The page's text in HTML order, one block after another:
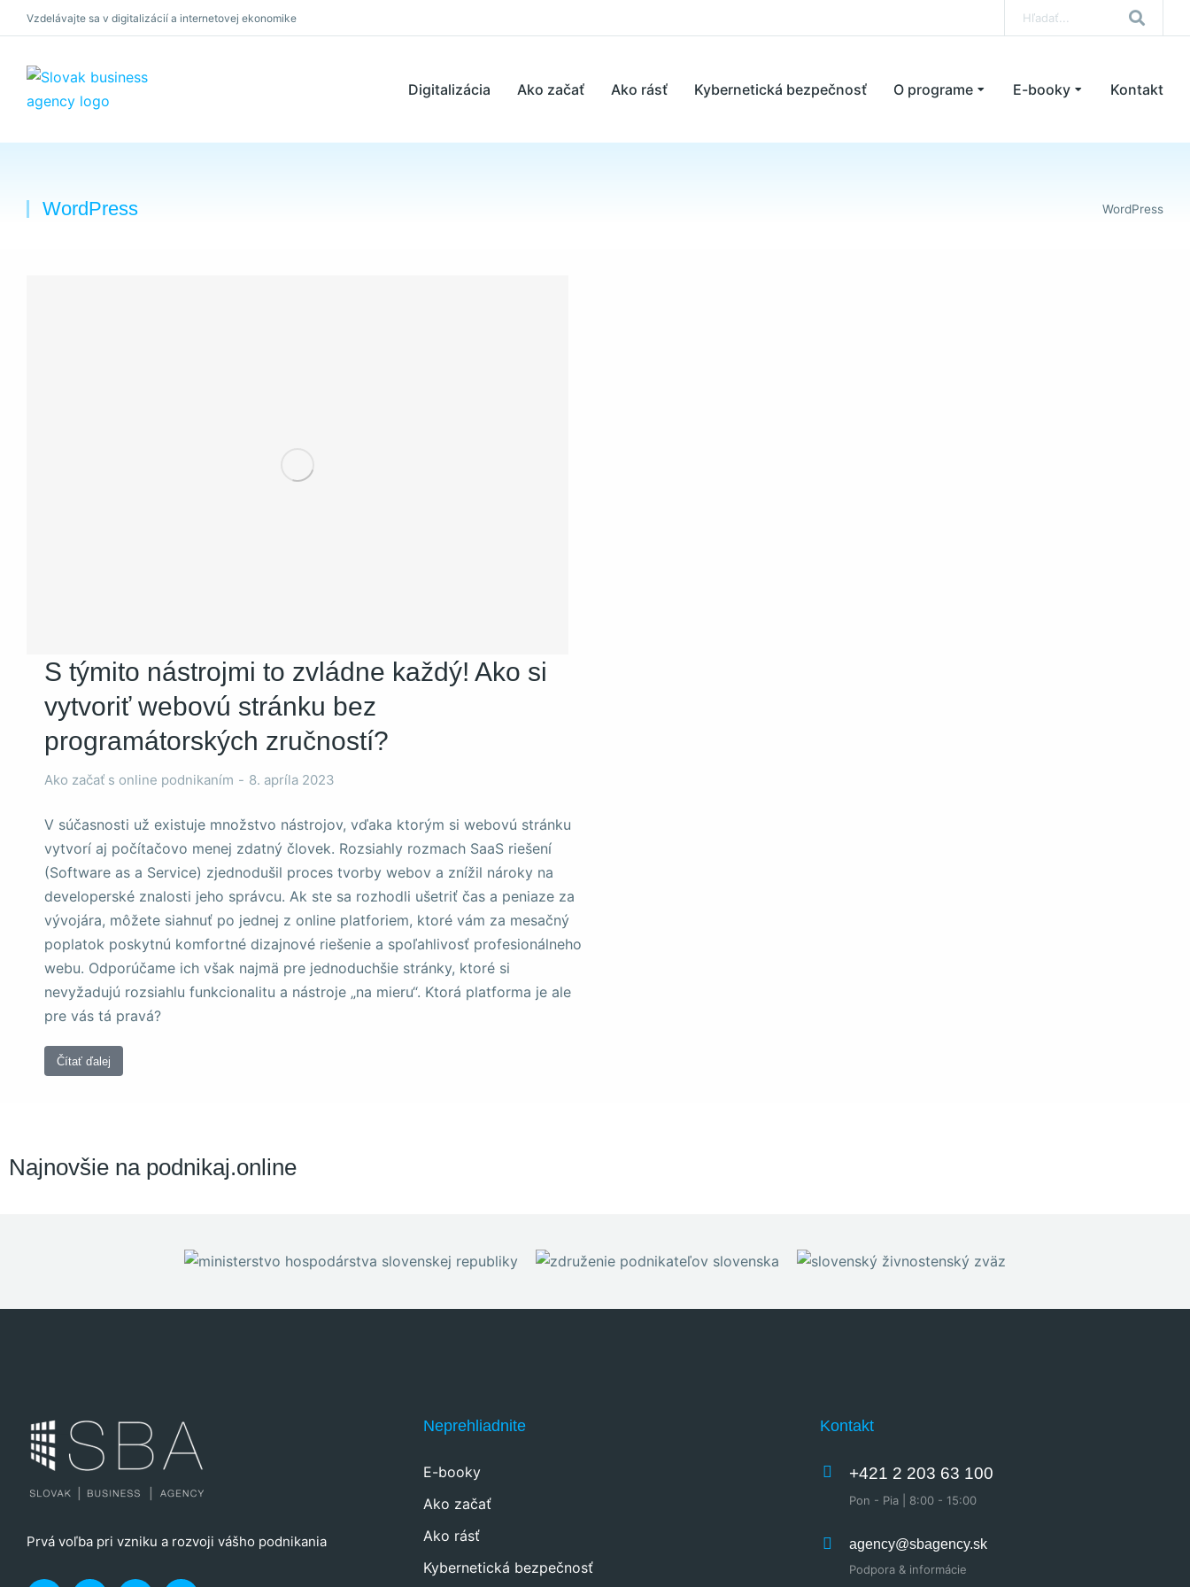
Vzdelávajte sa v digitalizácií a internetovej ekonomike
Digitalizácia Ako začať Ako rásť Kybernetická bezpečnosť O programe E-booky Kontakt
WordPress WordPress
S týmito nástrojmi to zvládne každý! Ako si
vytvoriť webovú stránku bez
programátorských zručností?
Ako začať s online podnikaním 8. apríla 2023
V súčasnosti už existuje množstvo nástrojov, vďaka ktorým si webovú stránku
vytvorí aj počítačovo menej zdatný človek. Rozsiahly rozmach SaaS riešení
(Software as a Service) zjednodušil proces tvorby webov a znížil nároky na
developerské znalosti jeho správcu. Ak ste sa rozhodli ušetriť čas a peniaze za
vývojára, môžete siahnuť po jednej z online platforiem, ktoré vám za mesačný
poplatok poskytnú komfortné dizajnové riešenie a spoľahlivosť profesionálneho
webu. Odporúčame ich však najmä pre jednoduchšie stránky, ktoré si
nevyžadujú rozsiahlu funkcionalitu a nástroje „na mieru“. Ktorá platforma je ale
pre vás tá pravá?
Čítať ďalej
Najnovšie na podnikaj.online
Prvá voľba pri vzniku a rozvoji vášho podnikania
Neprehliadnite
E-booky
Ako začať
Ako rásť
Kybernetická bezpečnosť
Kontakt
+421 2 203 63 100
Pon - Pia | 8:00 - 15:00
agency@sbagency.sk
Podpora & informácie
Štatistiky
mohli
funkčnosť
webovej
stránky na
základe
spôsobu
webovej
stránky.
Používateľská
spokojnosť
Aby naša
vašej návštevy
fungovala čo
niektoré funkcie
z webovej